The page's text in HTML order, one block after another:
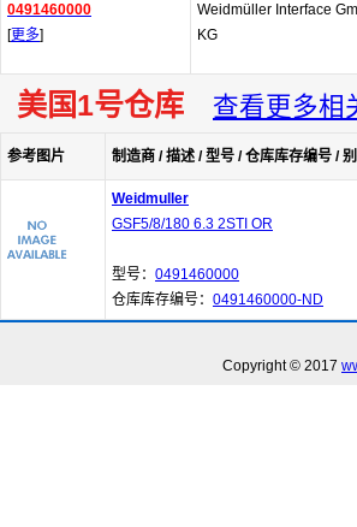
0491460000
[更多]
Weidmüller Interface
KG
美国1号仓库 查看更多相
参考图片 制造商 / 描述 / 型号 / 仓库库存编号 /
Weidmuller
GSF5/8/180 6.3 2STI OR
型号： 0491460000
仓库库存编号： 0491460000-ND
Copyright © 2017